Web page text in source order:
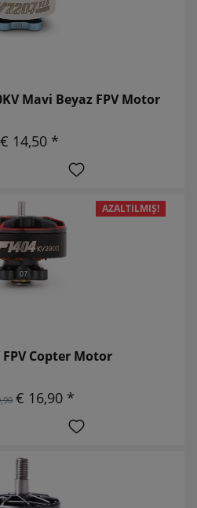
Mavi Beyaz FPV Motor
€ 14,50 *
AZALTILMIŞ!
FPV Copter Motor
€ 16,90 *